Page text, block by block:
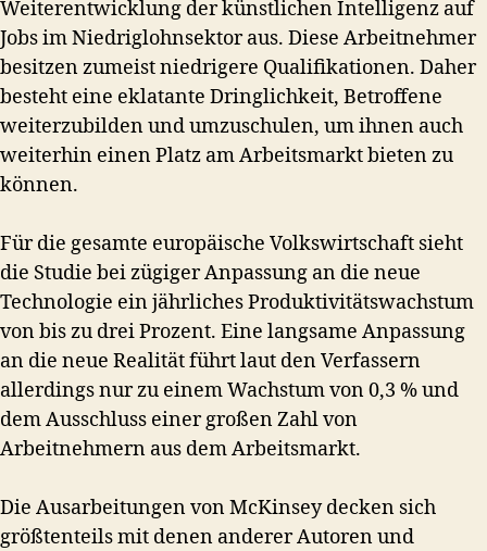
Weiterentwicklung der künstlichen Intelligenz auf
Jobs im Niedriglohnsektor aus. Diese Arbeitnehmer
besitzen zumeist niedrigere Qualifikationen. Daher
besteht eine eklatante Dringlichkeit, Betroffene
weiterzubilden und umzuschulen, um ihnen auch
weiterhin einen Platz am Arbeitsmarkt bieten zu
können.
Für die gesamte europäische Volkswirtschaft sieht
die Studie bei zügiger Anpassung an die neue
Technologie ein jährliches Produktivitätswachstum
von bis zu drei Prozent. Eine langsame Anpassung
an die neue Realität führt laut den Verfassern
allerdings nur zu einem Wachstum von 0,3 % und
dem Ausschluss einer großen Zahl von
Arbeitnehmern aus dem Arbeitsmarkt.
Die Ausarbeitungen von McKinsey decken sich
größtenteils mit denen anderer Autoren und